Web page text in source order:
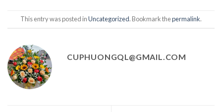
This entry was posted inUncategorized. Bookmark thepermalink.
CUPHUONGQL@GMAIL.COM